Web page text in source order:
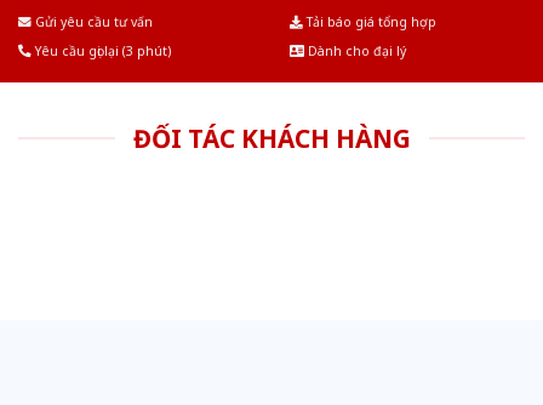
Gửi yêu cầu tư vấn
Tải báo giá tổng hợp
Yêu cầu gọi lại (3 phút)
Dành cho đại lý
ĐỐI TÁC KHÁCH HÀNG